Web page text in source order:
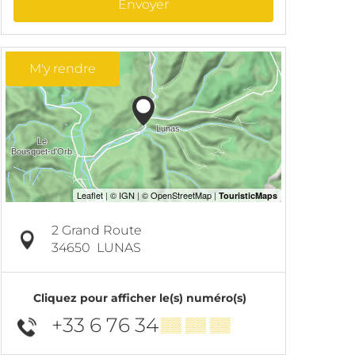
Envoyer
M'y rendre
2 Grand Route
34650 LUNAS
Cliquez pour afficher le(s) numéro(s)
+33 6 76 34▒▒ ▒▒ ▒▒